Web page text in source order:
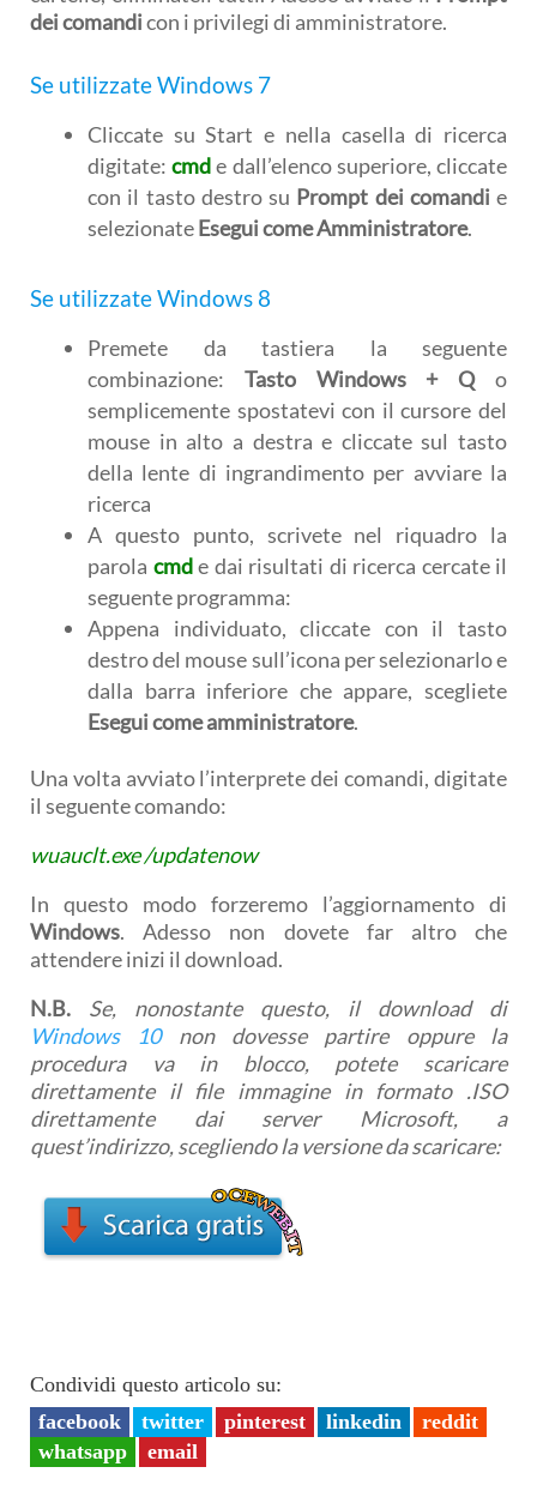
dei comandicon i privilegi di amministratore.
Se utilizzateWindows 7
Cliccate su Start e nella casella di ricerca
digitate:cmde dall’elenco superiore, cliccate
con il tasto destro su Prompt dei comandi e
selezionateEsegui come Amministratore.
Se utilizzateWindows 8
Premete da tastiera la seguente
combinazione: Tasto Windows + Qo
semplicemente spostatevi con il cursore del
mouse in alto a destra e cliccate sul tasto
della lente di ingrandimento per avviare la
ricerca
A questo punto, scrivete nel riquadro la
parola cmde dai risultati di ricerca cercate il
seguente programma:
Appena individuato, cliccate con il tasto
destro del mouse sull’icona per selezionarlo e
dalla barra inferiore che appare, scegliete
Esegui come amministratore.
Una volta avviato l’interprete dei comandi, digitate
il seguente comando:
wuauclt.exe /updatenow
In questo modo forzeremo l’aggiornamento di
Windows. Adesso non dovete far altro che
attendere inizi il download.
N.B. Se, nonostante questo, il download di
Windows 10non dovesse partire oppure la
procedura va in blocco, potete scaricare
direttamente il file immagine in formato .ISO
direttamente dai server Microsoft, a
quest’indirizzo, scegliendo la versione da scaricare:
Condividi questo articolo su:
facebook
twitter pinterest linkedin
reddit
whatsapp
email